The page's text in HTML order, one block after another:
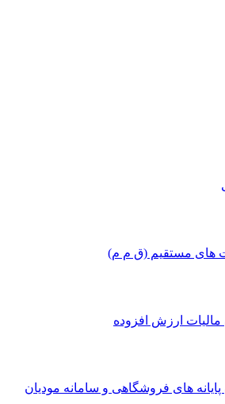
های مستقیم (ق م م)
مالیات ارزش افزوده
پایانه های فروشگاهی و سامانه مودیان